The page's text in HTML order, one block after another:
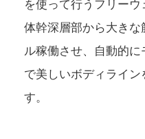
を使って行うフリーウ
体幹深層部から大き
ル稼働させ、自動的
で美しいボディライ
す。